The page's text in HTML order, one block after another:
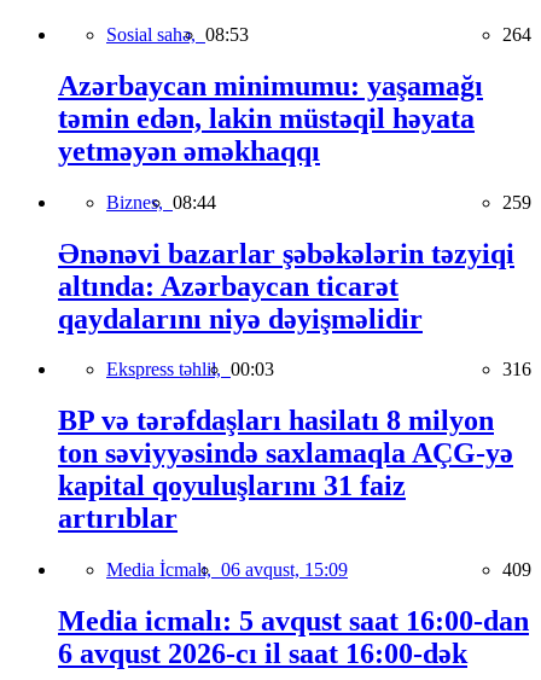
Sosial sahə, 08:53 264
Azərbaycan minimumu: yaşamağı
təmin edən, lakin müstəqil həyata
yetməyən əməkhaqqı
Biznes, 08:44 259
Ənənəvi bazarlar şəbəkələrin təzyiqi
altında: Azərbaycan ticarət
qaydalarını niyə dəyişməlidir
Ekspress təhlil, 00:03 316
BP və tərəfdaşları hasilatı 8 milyon
ton səviyyəsində saxlamaqla AÇG-yə
kapital qoyuluşlarını 31 faiz
artırıblar
Media İcmalı, 06 avqust, 15:09 409
Media icmalı: 5 avqust saat 16:00-dan
6 avqust 2026-cı il saat 16:00-dək